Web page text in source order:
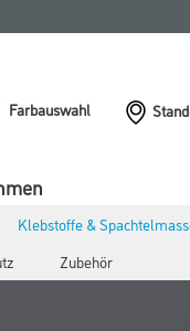
Farbauswahl
Klebstoffe &
Zubehör